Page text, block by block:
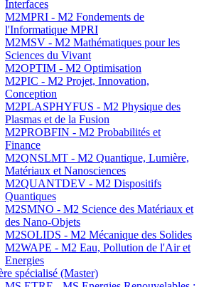
Interfaces
M2MPRI - M2 Fondements de
l'Informatique MPRI
M2MSV - M2 Mathématiques pour les
Sciences du Vivant
M2OPTIM - M2 Optimisation
M2PIC - M2 Projet, Innovation,
Conception
M2PLASPHYFUS - M2 Physique des
Plasmas et de la Fusion
M2PROBFIN - M2 Probabilités et
Finance
M2QNSLMT - M2 Quantique, Lumière,
Matériaux et Nanosciences
M2QUANTDEV - M2 Dispositifs
Quantiques
M2SMNO - M2 Science des Matériaux et
des Nano-Objets
M2SOLIDS - M2 Mécanique des Solides
M2WAPE - M2 Eau, Pollution de l'Air et
Energies
spécialisé (Master)